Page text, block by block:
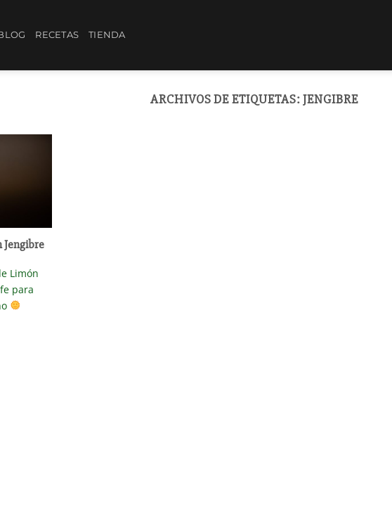
RECETAS TIENDA
ARCHIVOS DE ETIQUETAS:JENGIBRE
Jengibre
Limón
para